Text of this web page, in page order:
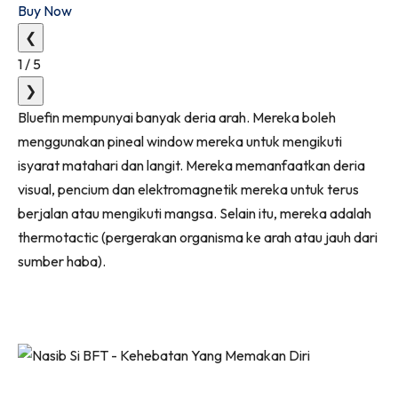
Buy Now
❮
1 / 5
❯
Bluefin mempunyai banyak deria arah. Mereka boleh
menggunakan pineal window mereka untuk mengikuti
isyarat matahari dan langit. Mereka memanfaatkan deria
visual, pencium dan elektromagnetik mereka untuk terus
berjalan atau mengikuti mangsa. Selain itu, mereka adalah
thermotactic (pergerakan organisma ke arah atau jauh dari
sumber haba).